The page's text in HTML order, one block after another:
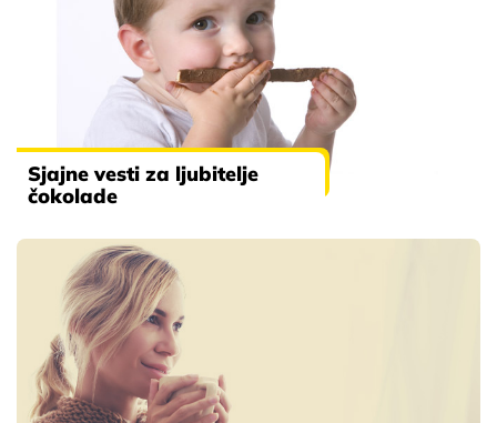
Sjajne vesti za ljubitelje
čokolade